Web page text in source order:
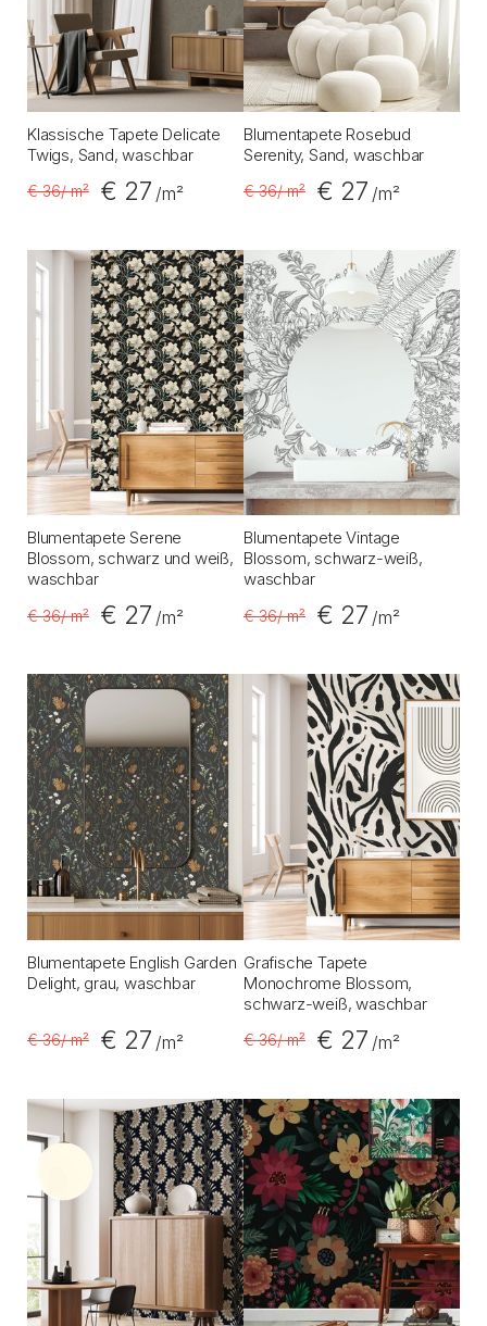
Klassische Tapete Delicate
Twigs, Sand, waschbar
€ 36/ m² € 27 /m²
Blumentapete Rosebud
Serenity, Sand, waschbar
€ 36/ m² € 27 /m²
Blumentapete Serene
Blossom, schwarz und weiß,
waschbar
€ 36/ m² € 27 /m²
Blumentapete Vintage
Blossom, schwarz-weiß,
waschbar
€ 36/ m² € 27 /m²
Blumentapete English Garden
Delight, grau, waschbar
€ 36/ m² € 27 /m²
Grafische Tapete
Monochrome Blossom,
schwarz-weiß, waschbar
€ 36/ m² € 27 /m²